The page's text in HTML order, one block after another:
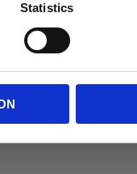
Statistics